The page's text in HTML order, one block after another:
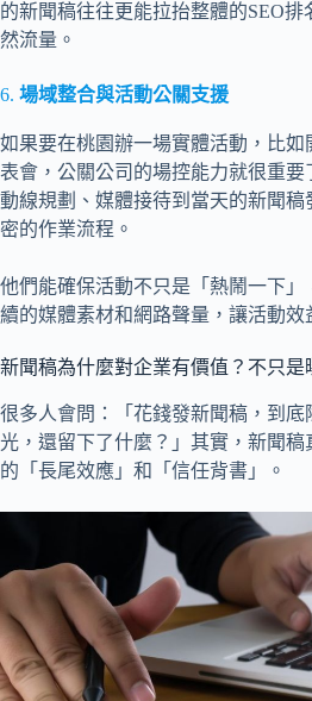
的新聞稿往往更能拉抬整體的SEO排
然流量。
6. 場域整合與活動公關支援
如果要在桃園辦一場實體活動，比如
表會，公關公司的場控能力就很重要
動線規劃、媒體接待到當天的新聞稿
密的作業流程。
他們能確保活動不只是「熱鬧一下」
續的媒體素材和網路聲量，讓活動效
新聞稿為什麼對企業有價值？不只是
很多人會問：「花錢發新聞稿，到底
光，還留下了什麼？」其實，新聞稿
的「長尾效應」和「信任背書」。